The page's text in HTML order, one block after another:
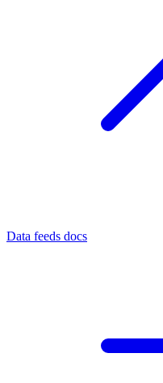
Data feeds docs